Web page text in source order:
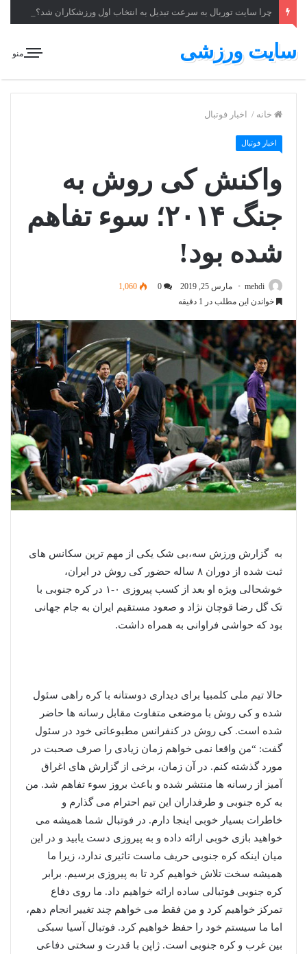
چرا سایت توربال به ‌سرعت تبدیل به انتخاب اول ورزشکاران شد؟
منو سایت ورزشی
خانه / اخبار فوتبال
اخبار فوتبال
واکنش کی روش به
جنگ ۲۰۱۴؛ سوء تفاهم
شده بود!
mehdi مارس 25, 2019
1,060
خواندن این مطلب در 1 دقیقه
به گزارش ورزش سه،بی شک یکی از مهم ترین سکانس های
ثبت شده از دوران ۸ ساله حضور کی روش در ایران،
خوشحالی ویژه او بعد از کسب پیروزی ۰-۱ در کره جنوبی با
تک گل رضا قوچان نژاد و صعود مستقیم ایران به جام جهانی
بود که حواشی فراوانی به همراه داشت.
حالا تیم ملی کلمبیا برای دیداری دوستانه با کره راهی سئول
شده و کی روش با موضعی متفاوت مقابل رسانه ها حاضر
شده است. کی روش در کنفرانس مطبوعاتی خود در سئول
گفت: “من واقعا نمی خواهم زمان زیادی را صرف صحبت در
مورد گذشته کنم. در آن زمان، برخی از گزارش های اغراق
آمیز از رسانه ها منتشر شده و باعث بروز سوء تفاهم شد. من
به کره جنوبی و طرفداران این تیم احترام می گذارم و
خاطرات بسیار خوبی اینجا دارم. در فوتبال شما همیشه می
خواهید بازی خوبی ارائه داده و به پیروزی دست یابید و در این
میان اینکه کره جنوبی حریف ماست تاثیری ندارد، زیرا ما
همیشه سخت تلاش خواهیم کرد تا به پیروزی برسیم. برابر
کره جنوبی فوتبالی ساده ارائه خواهیم داد. ما روی دفاع
تمرکز خواهیم کرد و من فقط می خواهم چند تغییر انجام دهم،
اما ما سیستم خود را حفظ خواهیم کرد. فوتبال آسیا سبکی
بین غرب و کره جنوبی است. ژاپن با قدرت و سختی دفاعی